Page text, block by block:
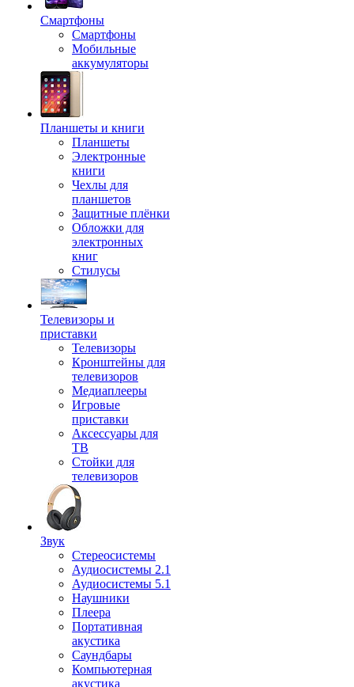
Смартфоны
Смартфоны
Мобильные
аккумуляторы
Планшеты и книги
Планшеты
Электронные
книги
Чехлы для
планшетов
Защитные плёнки
Обложки для
электронных
книг
Стилусы
Телевизоры и
приставки
Телевизоры
Кронштейны для
телевизоров
Медиаплееры
Игровые
приставки
Аксессуары для
ТВ
Стойки для
телевизоров
Звук
Стереосистемы
Аудиосистемы 2.1
Аудиосистемы 5.1
Наушники
Плеера
Портативная
акустика
Саундбары
Компьютерная
акустика